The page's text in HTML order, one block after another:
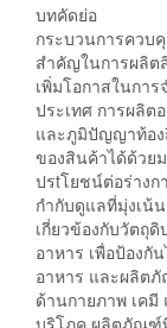
บทคัดย่อ
กระบวนการควบ
สำคัญในการผลิต
เพิ่มโอกาสในกา
ประเทศ การผลิ
และภูมิปัญญาท้อ
ของสินค้าได้ด้วย
ปรtโยชน์ต่อร่างก
กำกับดูแลที่มุ่งเน้
เกี่ยวข้องกับวัตถุ
อาหาร เพื่อป้องกั
อาหาร และผลิต
ด้านกายภาพ เค
บริโภค ผลิตภัณฑ์